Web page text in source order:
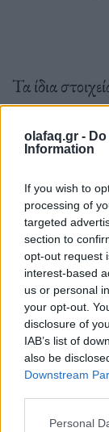
olafaq.gr -
Information
If you wish to
processing of
targeted
section to
opt-out request
interest-based
us or personal
your opt-out.
disclosure of
IAB’s list of
also be
Downstream
Personal
Τα ίδια
παρασύρσεων
συγκρότημα
κανόνα όταν
οδόστρωμα.
Όσον αφορά
οδικοί
της Λαγκαδά
να
παρασύρσεις